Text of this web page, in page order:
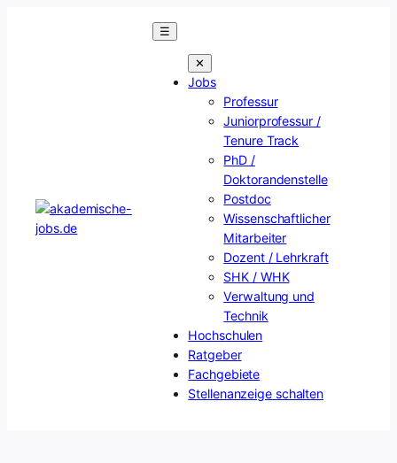
☰
✕
Jobs
Professur
Juniorprofessur /
Tenure Track
PhD /
Doktorandenstelle
Postdoc
Wissenschaftlicher
Mitarbeiter
Dozent / Lehrkraft
SHK / WHK
Verwaltung und
Technik
Hochschulen
Ratgeber
Fachgebiete
Stellenanzeige schalten